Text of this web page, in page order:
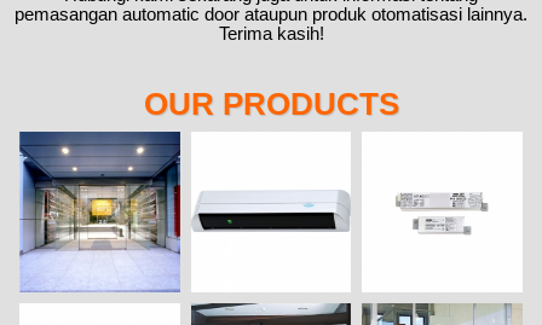
pemasangan automatic door ataupun produk otomatisasi lainnya.
Terima kasih!
OUR PRODUCTS